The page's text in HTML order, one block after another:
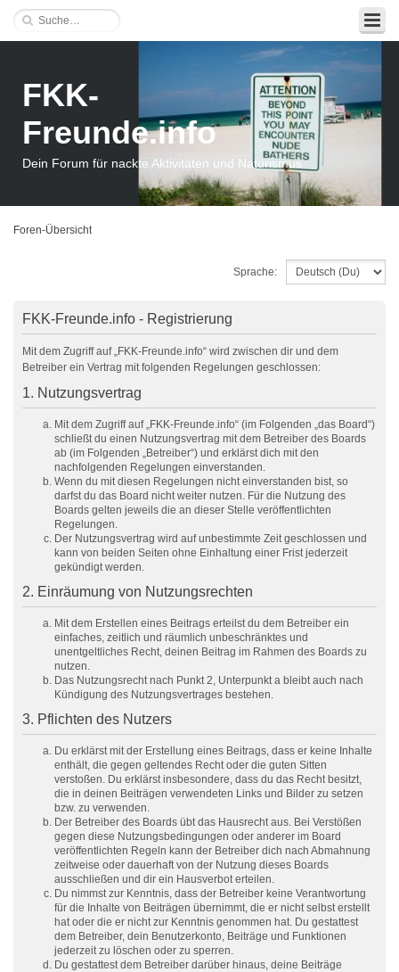
FKK-
Freunde.info
Dein Forum für nackte Aktivitäten und Naturismus
Foren-Übersicht
Sprache:
FKK-Freunde.info - Registrierung
Mit dem Zugriff auf „FKK-Freunde.info“ wird zwischen dir und dem
Betreiber ein Vertrag mit folgenden Regelungen geschlossen:
1. Nutzungsvertrag
Mit dem Zugriff auf „FKK-Freunde.info“ (im Folgenden „das Board“)
schließt du einen Nutzungsvertrag mit dem Betreiber des Boards
ab (im Folgenden „Betreiber“) und erklärst dich mit den
nachfolgenden Regelungen einverstanden.
Wenn du mit diesen Regelungen nicht einverstanden bist, so
darfst du das Board nicht weiter nutzen. Für die Nutzung des
Boards gelten jeweils die an dieser Stelle veröffentlichten
Regelungen.
Der Nutzungsvertrag wird auf unbestimmte Zeit geschlossen und
kann von beiden Seiten ohne Einhaltung einer Frist jederzeit
gekündigt werden.
2. Einräumung von Nutzungsrechten
Mit dem Erstellen eines Beitrags erteilst du dem Betreiber ein
einfaches, zeitlich und räumlich unbeschränktes und
unentgeltliches Recht, deinen Beitrag im Rahmen des Boards zu
nutzen.
Das Nutzungsrecht nach Punkt 2, Unterpunkt a bleibt auch nach
Kündigung des Nutzungsvertrages bestehen.
3. Pflichten des Nutzers
Du erklärst mit der Erstellung eines Beitrags, dass er keine Inhalte
enthält, die gegen geltendes Recht oder die guten Sitten
verstoßen. Du erklärst insbesondere, dass du das Recht besitzt,
die in deinen Beiträgen verwendeten Links und Bilder zu setzen
bzw. zu verwenden.
Der Betreiber des Boards übt das Hausrecht aus. Bei Verstößen
gegen diese Nutzungsbedingungen oder anderer im Board
veröffentlichten Regeln kann der Betreiber dich nach Abmahnung
zeitweise oder dauerhaft von der Nutzung dieses Boards
ausschließen und dir ein Hausverbot erteilen.
Du nimmst zur Kenntnis, dass der Betreiber keine Verantwortung
für die Inhalte von Beiträgen übernimmt, die er nicht selbst erstellt
hat oder die er nicht zur Kenntnis genommen hat. Du gestattest
dem Betreiber, dein Benutzerkonto, Beiträge und Funktionen
jederzeit zu löschen oder zu sperren.
Du gestattest dem Betreiber darüber hinaus, deine Beiträge